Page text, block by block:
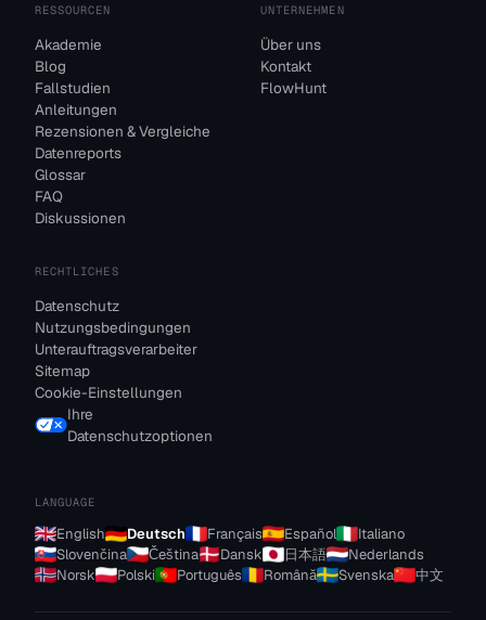
RESSOURCEN
Akademie
Blog
Fallstudien
Anleitungen
Rezensionen & Vergleiche
Datenreports
Glossar
FAQ
Diskussionen
UNTERNEHMEN
Über uns
Kontakt
FlowHunt
RECHTLICHES
Datenschutz
Nutzungsbedingungen
Unterauftragsverarbeiter
Sitemap
Cookie-Einstellungen
Ihre
Datenschutzoptionen
LANGUAGE
English Deutsch Français Español
Italiano
Slovenčina
Čeština Dansk 日本語
Nederlands
Norsk
Polski Português Română Svenska 中文